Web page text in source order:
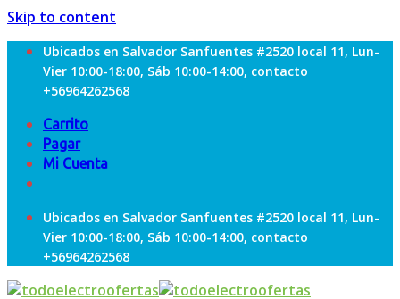
Skip to content
Ubicados en Salvador Sanfuentes #2520 local 11, Lun-
Vier 10:00-18:00, Sáb 10:00-14:00, contacto
+56964262568
Carrito
Pagar
Mi Cuenta
Ubicados en Salvador Sanfuentes #2520 local 11, Lun-
Vier 10:00-18:00, Sáb 10:00-14:00, contacto
+56964262568